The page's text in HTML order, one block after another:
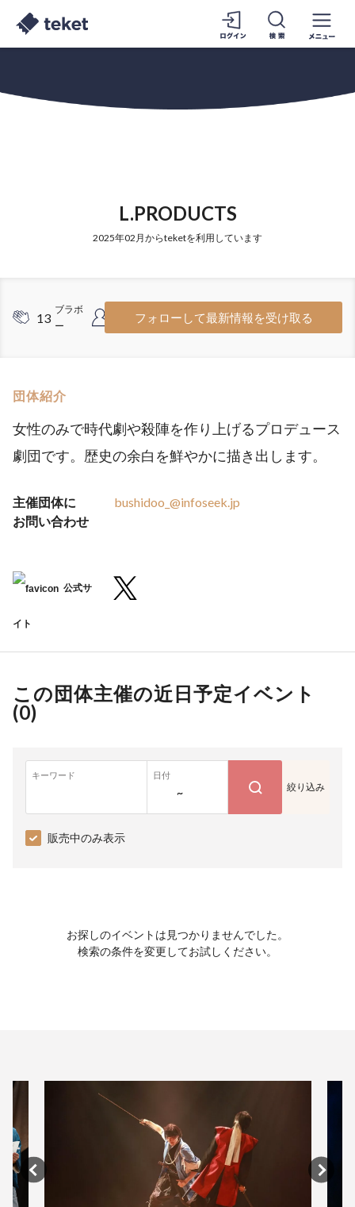
L.PRODUCTS
2025年02月からteketを利用しています
13
ブラボ
ー
ー
フォローして最新情報を受け取る
団体紹介
女性のみで時代劇や殺陣を作り上げるプロデュース
劇団です。歴史の余白を鮮やかに描き出します。
主催団体に
お問い合わせ
bushidoo_@infoseek.jp
公式サ
イト
この団体主催の近日予定イベント
(0)
キーワード 日付
~ 絞り込み
販売中のみ表示
お探しのイベントは見つかりませんでした。
検索の条件を変更してお試しください。